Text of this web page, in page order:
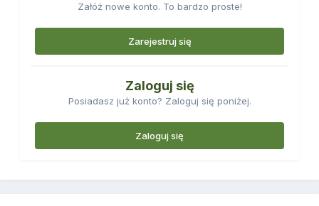
Załóż nowe konto. To bardzo proste!
Zarejestruj się
Zaloguj się
Posiadasz już konto? Zaloguj się poniżej.
Zaloguj się